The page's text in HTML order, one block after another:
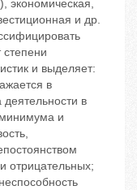
экономическая,
и др.
степени
и выделяет:
в
в
и
отрицательных;